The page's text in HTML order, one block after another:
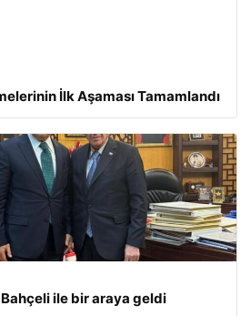
İlk Aşaması Tamamlandı
ile bir araya geldi